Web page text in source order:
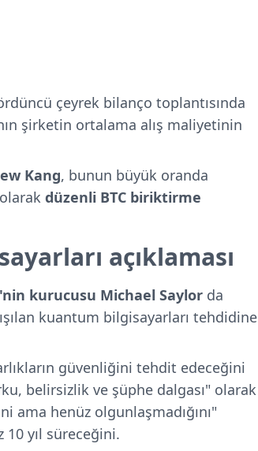
çeyrek bilanço toplantısında
şirketin ortalama alış maliyetinin
Kang, bunun büyük oranda
düzenli BTC biriktirme
açıklaması
kurucusu Michael Saylor da
kuantum bilgisayarları tehdidine
güvenliğini tehdit edeceğini
belirsizlik ve şüphe dalgası" olarak
henüz olgunlaşmadığını"
yıl süreceğini.